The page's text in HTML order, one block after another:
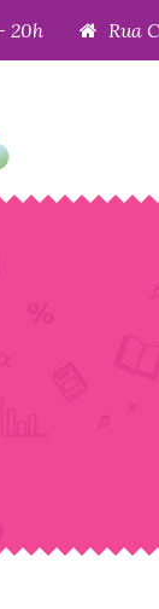
20h Rua